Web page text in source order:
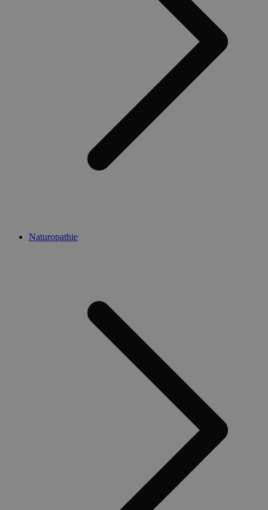
Naturopathie